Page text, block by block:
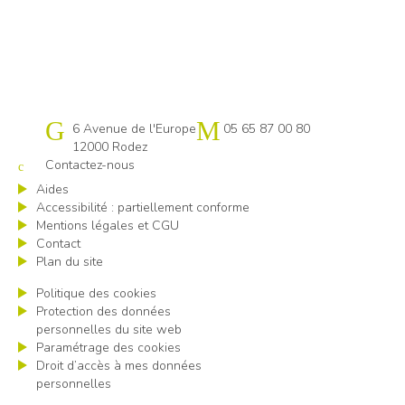
Cap emploi 12
6 Avenue de l'Europe
12000 Rodez
05 65 87 00 80
Contactez-nous
Aides
Accessibilité : partiellement conforme
Mentions légales et CGU
Contact
Plan du site
Politique des cookies
Protection des données
personnelles du site web
Paramétrage des cookies
Droit d’accès à mes données
personnelles